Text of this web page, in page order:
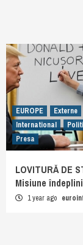
EUROPE Externe
International
Presa
LOVITURĂ DE
Misiune
1 year ago